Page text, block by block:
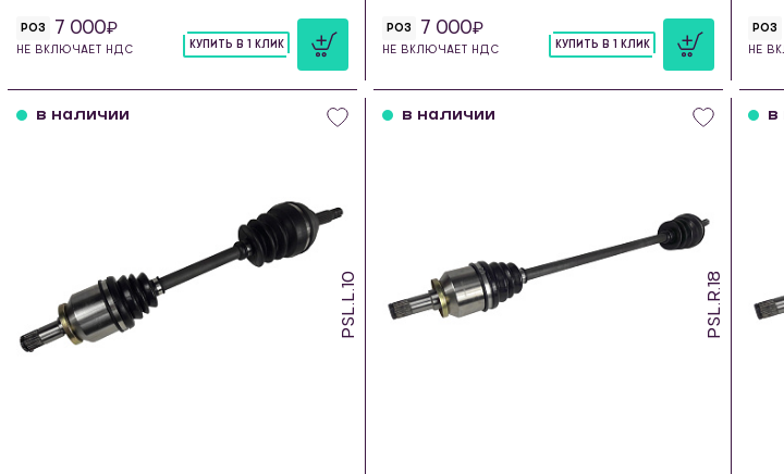
РОЗ 7 000
НЕ ВКЛЮЧАЕТ НДС КУПИТЬ В 1 КЛИК
РОЗ 7 000
НЕ ВКЛЮЧАЕТ НДС КУПИТЬ В 1 КЛИК
РОЗ
НЕ
PSL.L.10
в наличии
PSL.R.18
в наличии в